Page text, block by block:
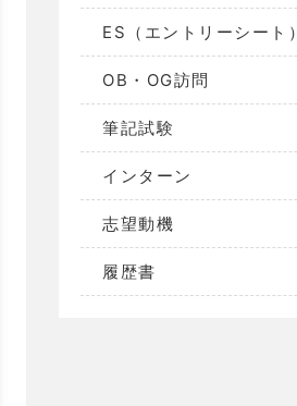
ES（エントリーシート）
OB・OG訪問
筆記試験
インターン
志望動機
履歴書